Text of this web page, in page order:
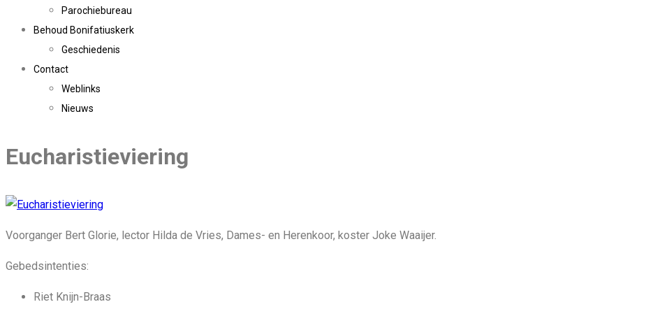
Parochiebureau
Behoud Bonifatiuskerk
Geschiedenis
Contact
Weblinks
Nieuws
Eucharistieviering
Voorganger Bert Glorie, lector Hilda de Vries, Dames- en Herenkoor, koster Joke Waaijer.
Gebedsintenties:
Riet Knijn-Braas